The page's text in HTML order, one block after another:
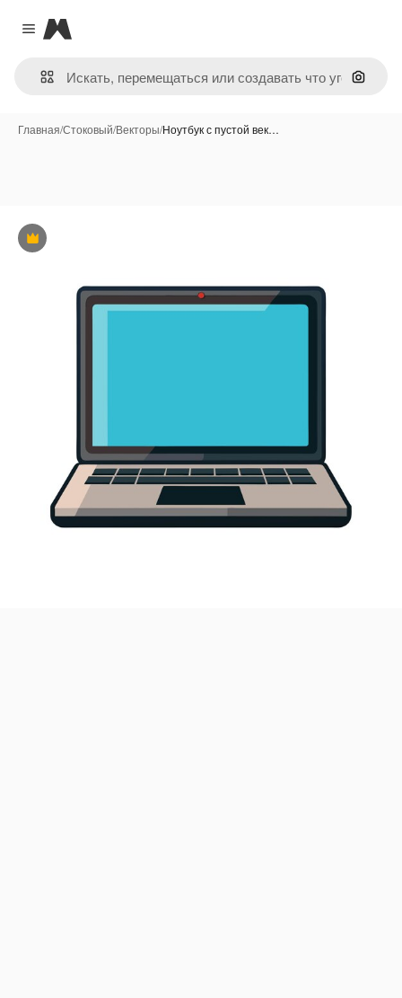
Close menu
Magnific
Поиск
Главная/Стоковый/Векторы/Ноутбук с пустой век…
Премиум